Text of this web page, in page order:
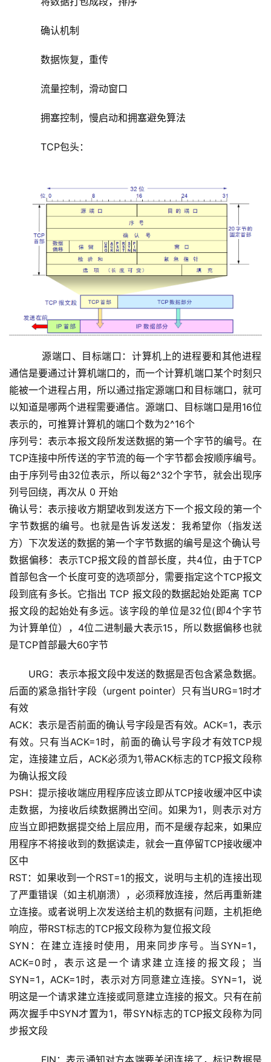
    确认机制
    数据恢复，重传
    流量控制，滑动窗口
    拥塞控制，慢启动和拥塞避免算法
    TCP包头：
    源端口、目标端口：计算机上的进程要和其他进程
通信是要通过计算机端口的，而一个计算机端口某个时刻只
能被一个进程占用，所以通过指定源端口和目标端口，就可
以知道是哪两个进程需要通信。源端口、目标端口是用16位
表示的，可推算计算机的端口个数为2^16个
序列号：表示本报文段所发送数据的第一个字节的编号。在
TCP连接中所传送的字节流的每一个字节都会按顺序编号。
由于序列号由32位表示，所以每2^32个字节，就会出现序
列号回绕，再次从 0 开始
确认号：表示接收方期望收到发送方下一个报文段的第一个
字节数据的编号。也就是告诉发送发：我希望你（指发送
方）下次发送的数据的第一个字节数据的编号是这个确认号
数据偏移：表示TCP报文段的首部长度，共4位，由于TCP
首部包含一个长度可变的选项部分，需要指定这个TCP报文
段到底有多长。它指出 TCP 报文段的数据起始处距离 TCP
报文段的起始处有多远。该字段的单位是32位(即4个字节
为计算单位），4位二进制最大表示15，所以数据偏移也就
是TCP首部最大60字节
URG：表示本报文段中发送的数据是否包含紧急数据。
后面的紧急指针字段（urgent pointer）只有当URG=1时才
有效
ACK：表示是否前面的确认号字段是否有效。ACK=1，表示
有效。只有当ACK=1时，前面的确认号字段才有效TCP规
定，连接建立后，ACK必须为1,带ACK标志的TCP报文段称
为确认报文段
PSH：提示接收端应用程序应该立即从TCP接收缓冲区中读
走数据，为接收后续数据腾出空间。如果为1，则表示对方
应当立即把数据提交给上层应用，而不是缓存起来，如果应
用程序不将接收到的数据读走，就会一直停留TCP接收缓冲
区中
RST：如果收到一个RST=1的报文，说明与主机的连接出现
了严重错误（如主机崩溃），必须释放连接，然后再重新建
立连接。或者说明上次发送给主机的数据有问题，主机拒绝
响应，带RST标志的TCP报文段称为复位报文段
SYN：在建立连接时使用，用来同步序号。当SYN=1，
ACK=0时，表示这是一个请求建立连接的报文段；当
SYN=1，ACK=1时，表示对方同意建立连接。SYN=1，说
明这是一个请求建立连接或同意建立连接的报文。只有在前
两次握手中SYN才置为1，带SYN标志的TCP报文段称为同
步报文段